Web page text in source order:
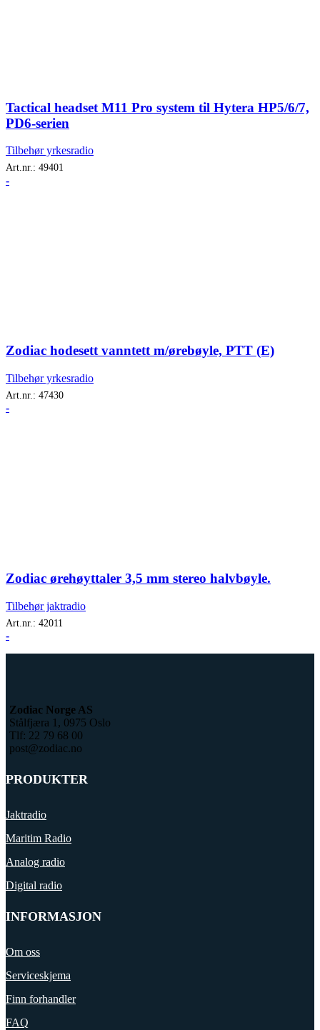
Tactical headset M11 Pro system til Hytera HP5/6/7,
PD6-serien
Tilbehør yrkesradio
Art.nr.: 49401
-
Zodiac hodesett vanntett m/ørebøyle, PTT (E)
Tilbehør yrkesradio
Art.nr.: 47430
-
Zodiac ørehøyttaler 3,5 mm stereo halvbøyle.
Tilbehør jaktradio
Art.nr.: 42011
-
Zodiac Norge AS
Stålfjæra 1, 0975 Oslo
Tlf: 22 79 68 00
post@zodiac.no
PRODUKTER
Jaktradio
Maritim Radio
Analog radio
Digital radio
INFORMASJON
Om oss
Serviceskjema
Finn forhandler
FAQ